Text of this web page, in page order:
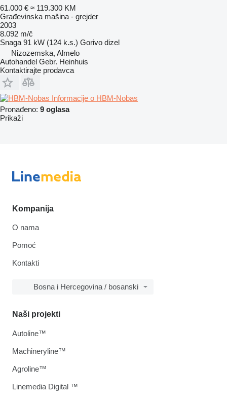
61.000 € ≈ 119.300 KM
Građevinska mašina - grejder
2003
8.092 m/č
Snaga 91 kW (124 k.s.) Gorivo dizel
Nizozemska, Almelo
Autohandel Gebr. Heinhuis
Kontaktirajte prodavca
Informacije o HBM-Nobas
Pronađeno: 9 oglasa
Prikaži
Kompanija
O nama
Pomoć
Kontakti
Bosna i Hercegovina / bosanski
Naši projekti
Autoline™
Machineryline™
Agroline™
Linemedia Digital ™